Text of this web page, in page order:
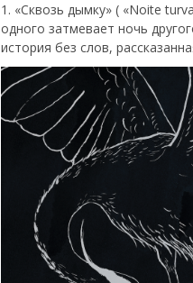
1. «Сквозь дымку» ( «Noite
одного затмевает ночь
история без слов,